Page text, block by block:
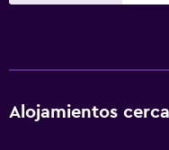
Alojamientos